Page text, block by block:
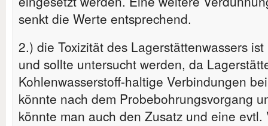
senkt die Werte entsprechend.
2.) die Toxizität des Lagerstättenwassers
und sollte untersucht werden, da
Kohlenwasserstoff-haltige Verbindungen
könnte nach dem Probebohrungsvorgang
könnte man auch den Zusatz und eine